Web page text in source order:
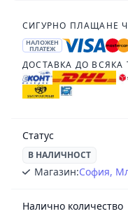
СИГУРНО ПЛАЩАНЕ
НАЛОЖЕН
ПЛАТЕЖ
ДОСТАВКА ДО ВСЯКА
Статус
В НАЛИЧНОСТ
Магазин:София,
Налично количество